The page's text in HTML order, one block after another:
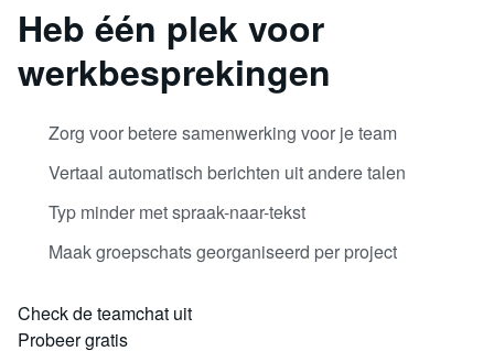
Heb één plek voor
werkbesprekingen
Zorg voor betere samenwerking voor je team
Vertaal automatisch berichten uit andere talen
Typ minder met spraak-naar-tekst
Maak groepschats georganiseerd per project
Check de teamchat uit
Probeer gratis